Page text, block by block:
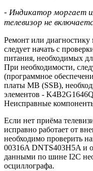
- Индикатор моргает
телевизор не
Ремонт или
следует начать с
питания, необходимых
При необходимости,
(программное
платы MB (SSB),
элементов -
Неисправные
Если нет приёма
исправно работает от
необходимо проверить
00316A DNTS403H5A и
данными по шине I2C
осциллографа.